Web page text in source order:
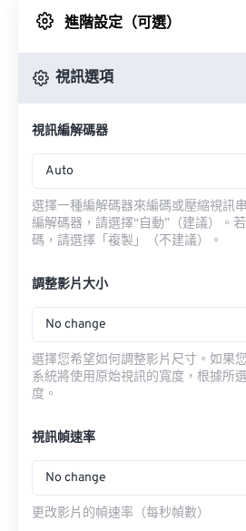
來自 Google 雲
進階設定（可選）
視訊選項
視訊編解碼器
Auto
選擇一種編解碼器來編碼或壓縮視訊
編解碼器，請選擇“自動”（建議）。
碼，請選擇「複製」（不建議）。
調整影片大小
No change
選擇您希望如何調整影片尺寸。如果
系統將使用原始視訊的寬度，根據所
度。
視訊幀速率
No change
更改影片的幀速率（每秒幀數）